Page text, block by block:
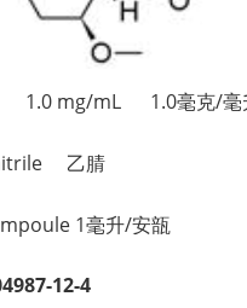
1.0 mg/mL 1.0毫克/毫
乙腈
1毫升/安瓿
12-4